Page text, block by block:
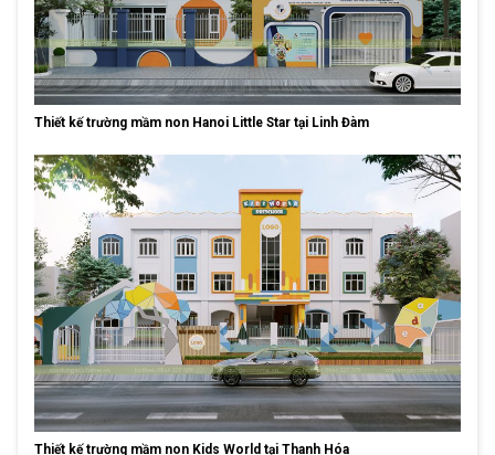
Thiết kế trường mầm non Hanoi Little Star tại Linh Đàm
Thiết kế trường mầm non Kids World tại Thanh Hóa